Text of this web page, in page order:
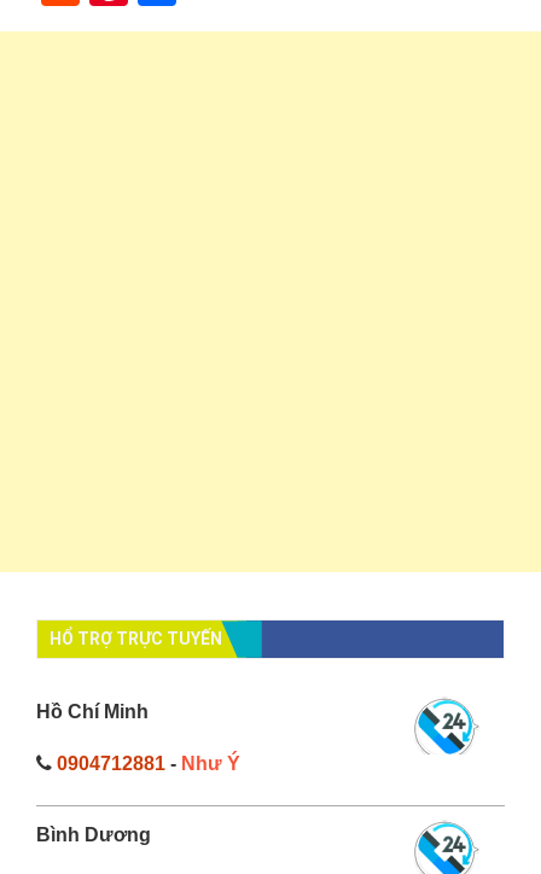
HỔ TRỢ TRỰC TUYẾN
Hồ Chí Minh
0904712881 - Như Ý
Bình Dương